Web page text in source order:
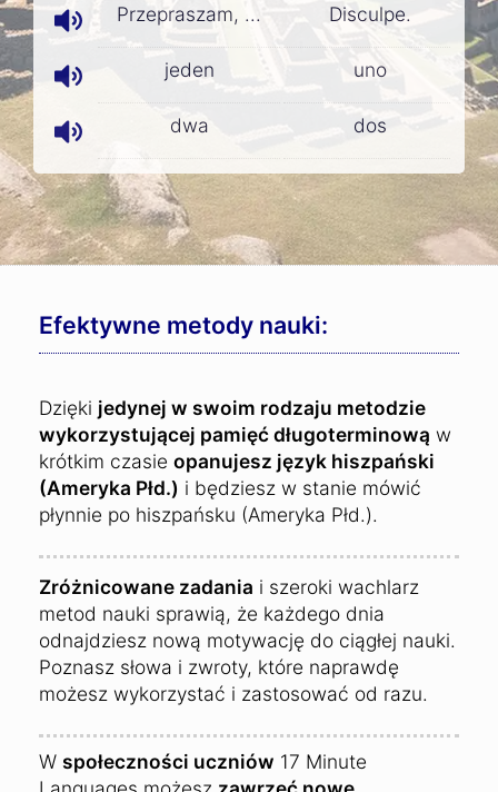
Przepraszam, ... Disculpe.
jeden uno
dwa dos
Efektywne metody nauki:
Dzięki jedynej w swoim rodzaju metodzie
wykorzystującej pamięć długoterminową w
krótkim czasie opanujesz język hiszpański
(Ameryka Płd.) i będziesz w stanie mówić
płynnie po hiszpańsku (Ameryka Płd.).
Zróżnicowane zadania i szeroki wachlarz
metod nauki sprawią, że każdego dnia
odnajdziesz nową motywację do ciągłej nauki.
Poznasz słowa i zwroty, które naprawdę
możesz wykorzystać i zastosować od razu.
W społeczności uczniów 17 Minute